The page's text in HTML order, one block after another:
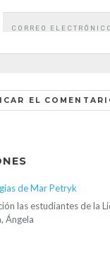
CORREO
de Mar Petryk
las estudiantes de la
Ángela